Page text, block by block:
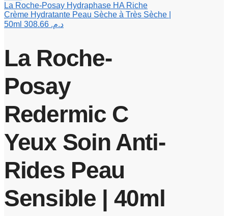
La Roche-Posay Hydraphase HA Riche
Crème Hydratante Peau Sèche à Très Sèche |
50ml
د.م.
La Roche-
Posay
Redermic C
Yeux Soin Anti-
Rides Peau
Sensible | 40ml